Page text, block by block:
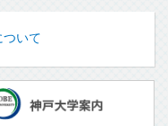
ついて